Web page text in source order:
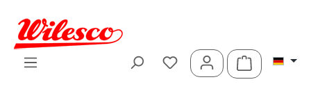
Zum Hauptinhalt springen